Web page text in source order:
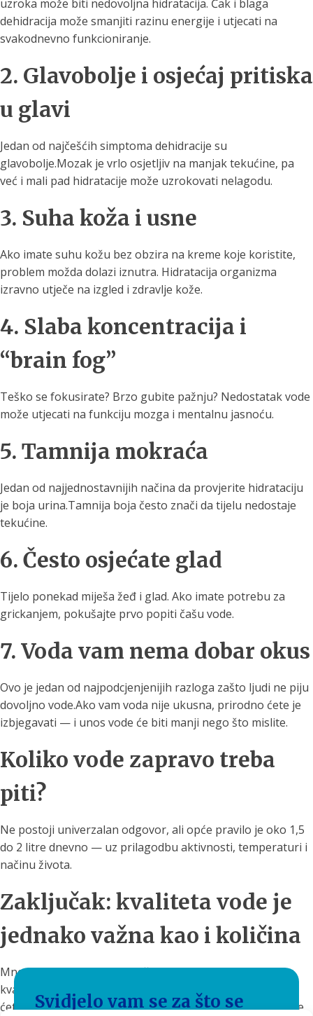
uzroka može biti nedovoljna hidratacija. Čak i blaga
dehidracija može smanjiti razinu energije i utjecati na
svakodnevno funkcioniranje.
2. Glavobolje i osjećaj pritiska
u glavi
Jedan od najčešćih simptoma dehidracije su
glavobolje.Mozak je vrlo osjetljiv na manjak tekućine, pa
već i mali pad hidratacije može uzrokovati nelagodu.
3. Suha koža i usne
Ako imate suhu kožu bez obzira na kreme koje koristite,
problem možda dolazi iznutra. Hidratacija organizma
izravno utječe na izgled i zdravlje kože.
4. Slaba koncentracija i
“brain fog”
Teško se fokusirate? Brzo gubite pažnju? Nedostatak vode
može utjecati na funkciju mozga i mentalnu jasnoću.
5. Tamnija mokraća
Jedan od najjednostavnijih načina da provjerite hidrataciju
je boja urina.Tamnija boja često znači da tijelu nedostaje
tekućine.
6. Često osjećate glad
Tijelo ponekad miješa žeđ i glad. Ako imate potrebu za
grickanjem, pokušajte prvo popiti čašu vode.
7. Voda vam nema dobar okus
Ovo je jedan od najpodcjenjenijih razloga zašto ljudi ne piju
dovoljno vode.Ako vam voda nije ukusna, prirodno ćete je
izbjegavati — i unos vode će biti manji nego što mislite.
Koliko vode zapravo treba
piti?
Ne postoji univerzalan odgovor, ali opće pravilo je oko 1,5
do 2 litre dnevno — uz prilagodbu aktivnosti, temperaturi i
načinu života.
Zaključak: kvaliteta vode je
jednako važna kao i količina
Mnogi se fokusiraju na količinu vode, ali zaboravljaju na
kvalitetu. Ako voda ima bolji okus, veća je vjerojatnost da
ćete je piti redovito — bez forsiranja Zato mnogi primijete
Svidjelo vam se za što se